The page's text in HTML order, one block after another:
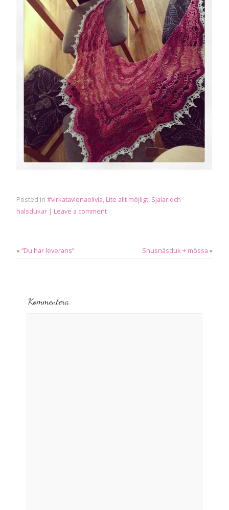
Posted in#virkatavlenaolivia, Lite allt möjligt, Sjalar och
halsdukar | Leave a comment
«”Du har leverans” Snusnäsduk + mössa »
Kommentera